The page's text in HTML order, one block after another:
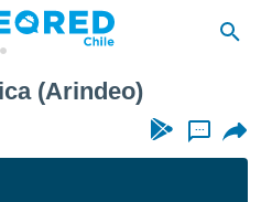
(Arindeo)
...